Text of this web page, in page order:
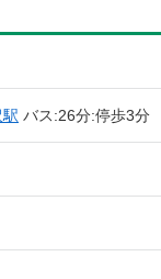
バス:26分:停歩3分